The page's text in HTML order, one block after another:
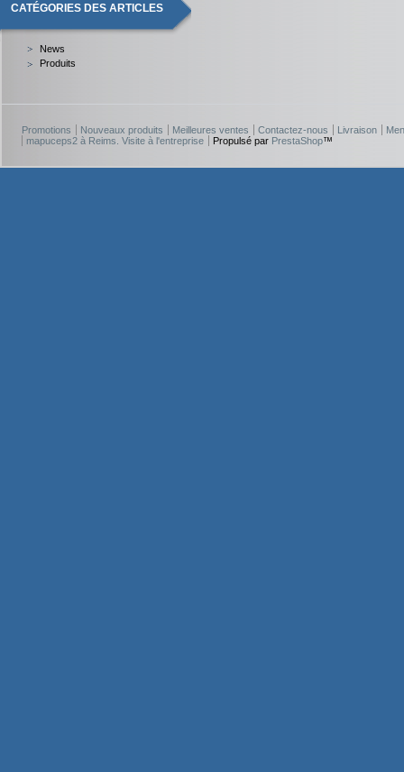
CATÉGORIES DES ARTICLES
News
Produits
Promotions Nouveaux produits Meilleures ventes Contactez-nous Livraison
mapuceps2 à Reims. Visite à l'entreprise
Propulsé par PrestaShop™